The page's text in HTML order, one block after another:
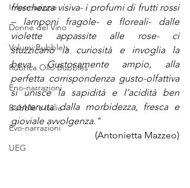
Informazione
Donne del Vino
Volumi Bubble's
Rubrica Olio Bubbles
Eno-narrazioni
Bubble's Italia
Evo-narrazioni
UEG
freschezza visiva- i profumi di frutti rossi
– lamponi fragole- e floreali- dalle
violette appassite alle rose- ci
stuzzicano la curiosità e invoglia la
beva. Gustosamente ampio, alla
perfetta corrispondenza gusto-olfattiva
si unisce la sapidità e l’acidità ben
contenuta dalla morbidezza, fresca e
gioviale avvolgenza."
(Antonietta Mazzeo)